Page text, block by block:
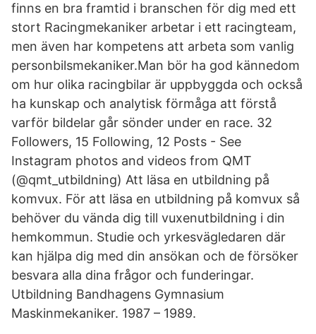
finns en bra framtid i branschen för dig med ett
stort Racingmekaniker arbetar i ett racingteam,
men även har kompetens att arbeta som vanlig
personbilsmekaniker.Man bör ha god kännedom
om hur olika racingbilar är uppbyggda och också
ha kunskap och analytisk förmåga att förstå
varför bildelar går sönder under en race. 32
Followers, 15 Following, 12 Posts - See
Instagram photos and videos from QMT
(@qmt_utbildning) Att läsa en utbildning på
komvux. För att läsa en utbildning på komvux så
behöver du vända dig till vuxenutbildning i din
hemkommun. Studie och yrkesvägledaren där
kan hjälpa dig med din ansökan och de försöker
besvara alla dina frågor och funderingar.
Utbildning Bandhagens Gymnasium
Maskinmekaniker. 1987 – 1989.